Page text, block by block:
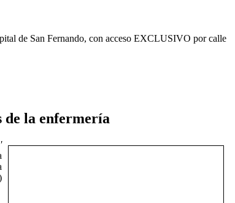
de San Fernando, con acceso EXCLUSIVO por calle
de la enfermería